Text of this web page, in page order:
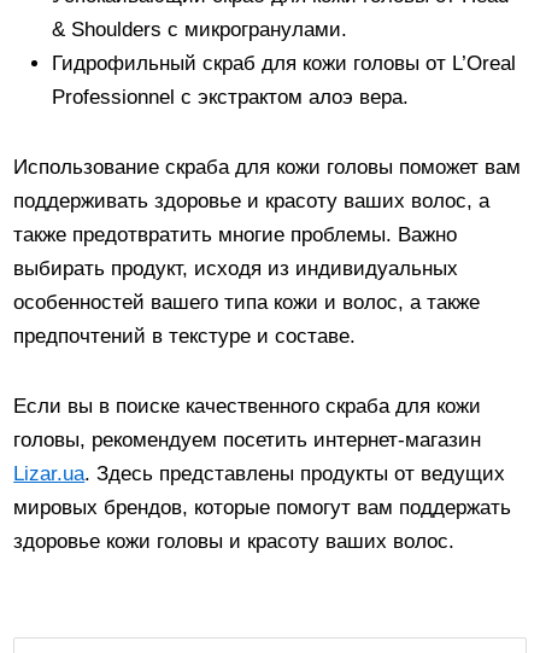
& Shoulders с микрогранулами.
Гидрофильный скраб для кожи головы от L’Oreal
Professionnel с экстрактом алоэ вера.
Использование скраба для кожи головы поможет вам
поддерживать здоровье и красоту ваших волос, а
также предотвратить многие проблемы. Важно
выбирать продукт, исходя из индивидуальных
особенностей вашего типа кожи и волос, а также
предпочтений в текстуре и составе.
Если вы в поиске качественного скраба для кожи
головы, рекомендуем посетить интернет-магазин
Lizar.ua. Здесь представлены продукты от ведущих
мировых брендов, которые помогут вам поддержать
здоровье кожи головы и красоту ваших волос.